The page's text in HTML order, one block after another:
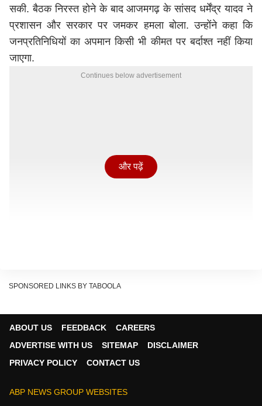
सकी. बैठक निरस्त होने के बाद आजमगढ़ के सांसद धर्मेंद्र यादव ने
प्रशासन और सरकार पर जमकर हमला बोला. उन्होंने कहा कि
जनप्रतिनिधियों का अपमान किसी भी कीमत पर बर्दाश्त नहीं किया
जाएगा.
Continues below advertisement
अधिकारी की सहमति से बैठक की तारीख तय की गई थी. इसके
और पढ़ें
SPONSORED LINKS BY TABOOLA
ABOUT US FEEDBACK
CAREERS
ADVERTISE WITH US
SITEMAP
DISCLAIMER
PRIVACY POLICY
CONTACT US
ABP NEWS GROUP WEBSITES